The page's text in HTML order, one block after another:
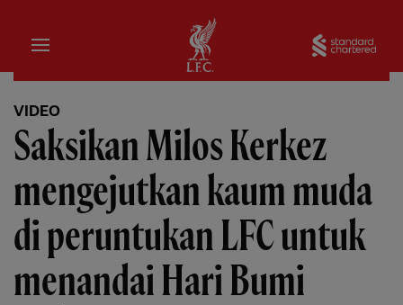
Rumah
VIDEO
Saksikan Milos Kerkez
mengejutkan kaum muda
di peruntukan LFC untuk
menandai Hari Bumi